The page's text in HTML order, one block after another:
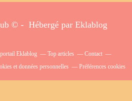
© - Hébergé par Eklablog
Eklablog Top articles
Contact
et données personnelles Préférences cookies